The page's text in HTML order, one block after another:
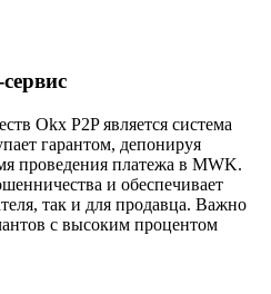
Okx P2P является система
гарантом, депонируя
проведения платежа в MWK.
и обеспечивает
так и для продавца. Важно
с высоким процентом